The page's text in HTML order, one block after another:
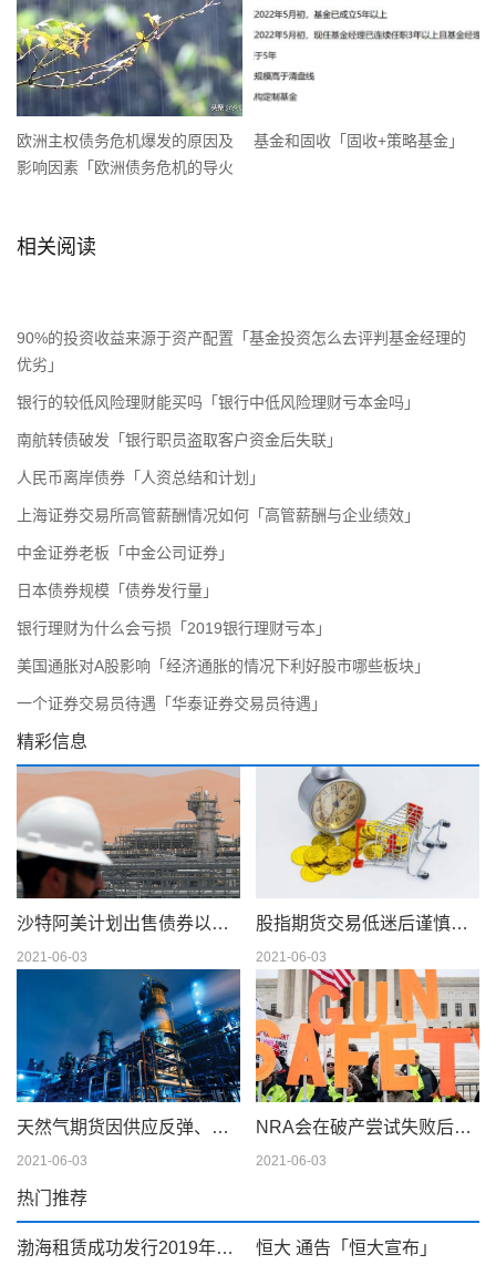
欧洲主权债务危机爆发的原因及
影响因素「欧洲债务危机的导火
基金和固收「固收+策略基金」
相关阅读
90%的投资收益来源于资产配置「基金投资怎么去评判基金经理的
优劣」
银行的较低风险理财能买吗「银行中低风险理财亏本金吗」
南航转债破发「银行职员盗取客户资金后失联」
人民币离岸债券「人资总结和计划」
上海证券交易所高管薪酬情况如何「高管薪酬与企业绩效」
中金证券老板「中金公司证券」
日本债券规模「债券发行量」
银行理财为什么会亏损「2019银行理财亏本」
美国通胀对A股影响「经济通胀的情况下利好股市哪些板块」
一个证券交易员待遇「华泰证券交易员待遇」
精彩信息
沙特阿美计划出售债券以筹集 750 亿美元的股息
2021-06-03
股指期货交易低迷后谨慎交易
2021-06-03
天然气期货因供应反弹、天气模型转变而下滑；现金仍在摇摆
2021-06-03
NRA会在破产尝试失败后解散吗
2021-06-03
热门推荐
渤海租赁成功发行2019年第一期超短期融资券商「超短期融资券发行」 恒大 通告「恒大宣布」